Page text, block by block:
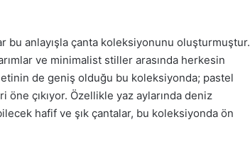
bu anlayışla çanta koleksiyonunu oluşturmuştur.
ve minimalist stiller arasında herkesin
de geniş olduğu bu koleksiyonda; pastel
çıkıyor. Özellikle yaz aylarında deniz
hafif ve şık çantalar, bu koleksiyonda ön